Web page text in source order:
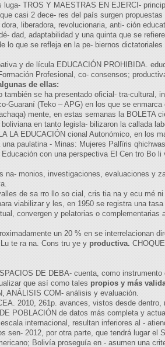
TROS Y MAESTRAS EN EJERCI-
casi 2 dece- res del país surgen
liberadora, revolucionaria, anti- ción
dad, adaptabilidad y una quinta que se
lo que se refleja en la pe- biernos
y de lícula EDUCACIÓN PROHIBIDA.
Profesional, co- consensos;
de ellas:
se ha presentado oficial- tra-cultural,
(Teko – APG) en los que se
mente, en estas semanas la BOLETA
en tanto legisla- bilizaron la callada
LA EDUCACIÓN cional Autonómico, en los
paulatina - Minas: Mujeres Pallïris
con una perspectiva El Cen tro Bo
na- monios, investigaciones, evaluaciones y
de sa rro llo so cial, cris tia na y ecu mé
viabilizar y les, en 1950 se registra una
convergen y pelatorias o
un 20 % en se interrelacionan
te ra na. Cons tru ye y productiva.
DE DEBA- cuenta, como
que así como tales propios y más
ANÁLISIS COM- análisis y evaluación.
2010, 261p. avances, vistos desde
POBLACIÓN de datos más completa y
internacional, resultan inferiores al -
2012, por otra parte, que tendrá lugar el
Bolivía proseguía en - asumen una